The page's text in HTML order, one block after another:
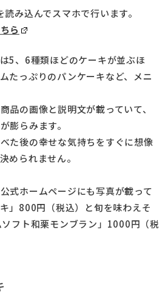
み込んでスマホで行います。
ら
5、6種類ほどのケーキが並ぶほ
たっぷりのパンケーキなど、メニ
品の画像と説明文が載っていて、
膨らみます。
た後の幸せな気持ちをすぐに想像
められません。
式ホームページにも写真が載って
」800円（税込）と旬を味わえそ
フト和栗モンブラン」1000円（税